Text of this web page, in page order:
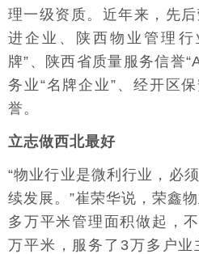
理一级资质。近年来，先
进企业、陕西物业管理行
牌”、陕西省质量服务信誉
务业“名牌企业”、经开区
誉。
立志做西北最好
“物业行业是微利行业，必
续发展。”崔荣华说，荣鑫
多万平米管理面积做起，
万平米，服务了3万多户